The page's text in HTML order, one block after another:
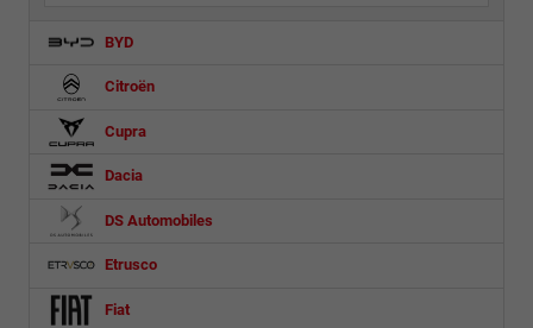
BYD
Citroën
Cupra
Dacia
DS Automobiles
Etrusco
Fiat